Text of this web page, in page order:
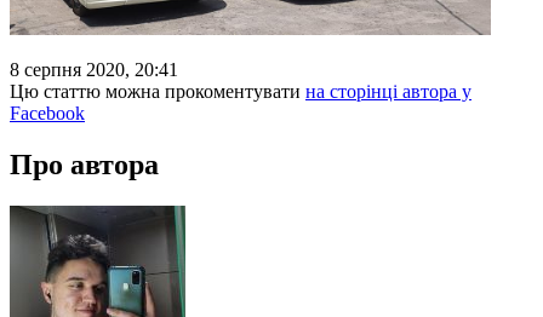
8 серпня 2020, 20:41
Цю статтю можна прокоментувати на сторінці автора у
Facebook
Про автора